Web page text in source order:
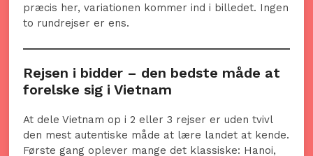
præcis her, variationen kommer ind i billedet. Ingen
to rundrejser er ens.
Rejsen i bidder – den bedste måde at
forelske sig i Vietnam
At dele Vietnam op i 2 eller 3 rejser er uden tvivl
den mest autentiske måde at lære landet at kende.
Første gang oplever mange det klassiske: Hanoi,